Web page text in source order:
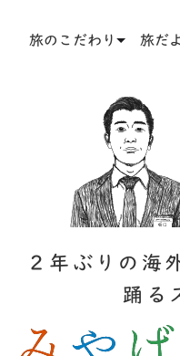
旅のこだわり 旅だ
２年ぶりの海
踊る